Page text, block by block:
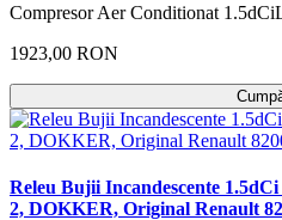
Compresor Aer Conditionat
1923,00 RON
Releu Bujii Incandescente
2, DOKKER, Original Renault